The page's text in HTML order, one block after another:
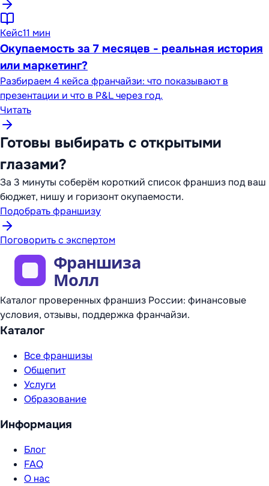
Кейс11 мин
Окупаемость за 7 месяцев - реальная история
или маркетинг?
Разбираем 4 кейса франчайзи: что показывают в
презентации и что в P&L через год.
Читать
Готовы выбирать с открытыми
глазами?
За 3 минуты соберём короткий список франшиз под ваш
бюджет, нишу и горизонт окупаемости.
Подобрать франшизу
Поговорить с экспертом
Каталог проверенных франшиз России: финансовые
условия, отзывы, поддержка франчайзи.
Каталог
Все франшизы
Общепит
Услуги
Образование
Информация
Блог
FAQ
О нас